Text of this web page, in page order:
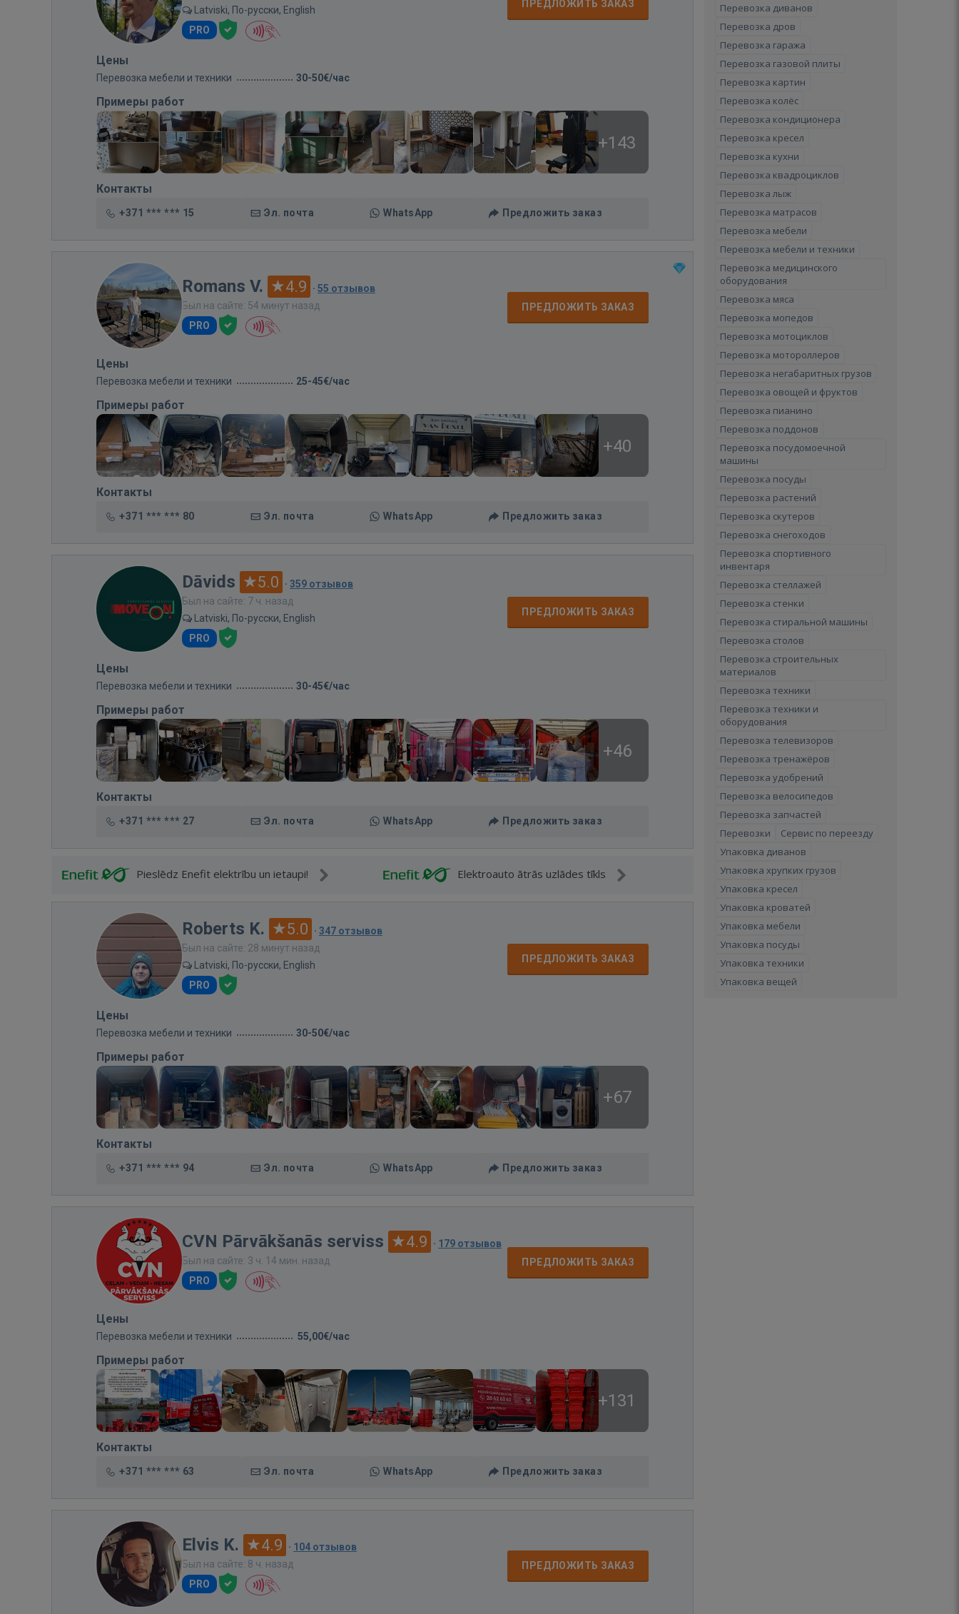
Latviski, По-русски, English
PRO
ПРЕДЛОЖИТЬ ЗАКАЗ
Цены
Перевозка мебели и техники 30-50€/час
Примеры работ
+143
Контакты
+371 *** *** 15 Эл. почта WhatsApp Предложить заказ
Romans V. 4.9 · 55 отзывов
Был на сайте: 54 минут назад
PRO
ПРЕДЛОЖИТЬ ЗАКАЗ
Цены
Перевозка мебели и техники 25-45€/час
Примеры работ
+40
Контакты
+371 *** *** 80 Эл. почта WhatsApp Предложить заказ
Dāvids 5.0 · 359 отзывов
Был на сайте: 7 ч. назад
Latviski, По-русски, English
PRO
ПРЕДЛОЖИТЬ ЗАКАЗ
Цены
Перевозка мебели и техники 30-45€/час
Примеры работ
+46
Контакты
+371 *** *** 27 Эл. почта WhatsApp Предложить заказ
Pieslēdz Enefit elektrību un ietaupi! Elektroauto ātrās uzlādes tīkls
Roberts K. 5.0 · 347 отзывов
Был на сайте: 28 минут назад
Latviski, По-русски, English
PRO
ПРЕДЛОЖИТЬ ЗАКАЗ
Цены
Перевозка мебели и техники 30-50€/час
Примеры работ
+67
Контакты
+371 *** *** 94 Эл. почта WhatsApp Предложить заказ
CVN Pārvākšanās serviss 4.9 · 179 отзывов
Был на сайте: 3 ч. 14 мин. назад
PRO
ПРЕДЛОЖИТЬ ЗАКАЗ
Цены
Перевозка мебели и техники 55,00€/час
Примеры работ
+131
Контакты
+371 *** *** 63 Эл. почта WhatsApp Предложить заказ
Elvis K. 4.9 · 104 отзывов
Был на сайте: 8 ч. назад
PRO
ПРЕДЛОЖИТЬ ЗАКАЗ
Перевозка диванов
Перевозка дров
Перевозка гаража
Перевозка газовой плиты
Перевозка картин
Перевозка колёс
Перевозка кондиционера
Перевозка кресел
Перевозка кухни
Перевозка квадроциклов
Перевозка лыж
Перевозка матрасов
Перевозка мебели
Перевозка мебели и техники
Перевозка медицинского
оборудования
Перевозка мяса
Перевозка мопедов
Перевозка мотоциклов
Перевозка мотороллеров
Перевозка негабаритных грузов
Перевозка овощей и фруктов
Перевозка пианино
Перевозка поддонов
Перевозка посудомоечной
машины
Перевозка посуды
Перевозка растений
Перевозка скутеров
Перевозка снегоходов
Перевозка спортивного
инвентаря
Перевозка стеллажей
Перевозка стенки
Перевозка стиральной машины
Перевозка столов
Перевозка строительных
материалов
Перевозка техники
Перевозка техники и
оборудования
Перевозка телевизоров
Перевозка тренажёров
Перевозка удобрений
Перевозка велосипедов
Перевозка запчастей
Перевозки
Сервис по переезду
Упаковка диванов
Упаковка хрупких грузов
Упаковка кресел
Упаковка кроватей
Упаковка мебели
Упаковка посуды
Упаковка техники
Упаковка вещей